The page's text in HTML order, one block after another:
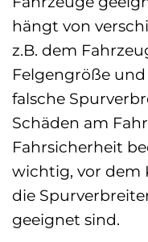
hängt von
z.B. dem
Felgengröße
falsche
Schäden am
Fahrsicherheit
wichtig, vor dem
die
geeignet sind.